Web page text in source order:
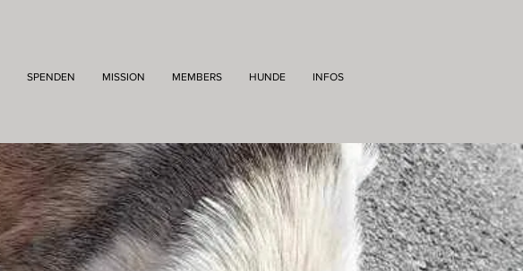
SPENDEN MISSION MEMBERS HUNDE INFOS